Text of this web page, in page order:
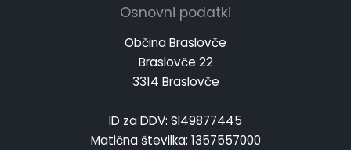
Osnovni podatki
Občina Braslovče
Braslovče 22
3314 Braslovče
ID za DDV: SI49877445
Matična številka: 1357557000